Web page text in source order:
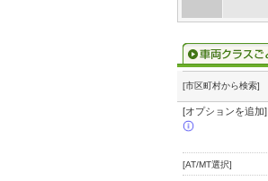
[市区町村から検索]
[オプションを追加]
[AT/MT選択]